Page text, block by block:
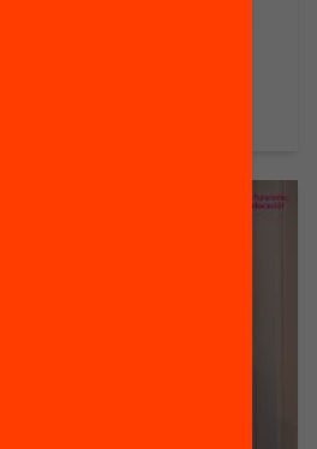
organitzar el centre
orientació i
a tot l’alumnat?